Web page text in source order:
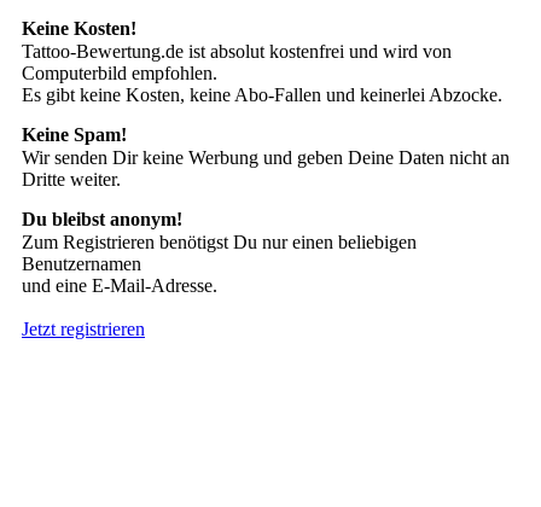
Keine Kosten!
Tattoo-Bewertung.de ist absolut kostenfrei und wird von
Computerbild empfohlen.
Es gibt keine Kosten, keine Abo-Fallen und keinerlei Abzocke.
Keine Spam!
Wir senden Dir keine Werbung und geben Deine Daten nicht an
Dritte weiter.
Du bleibst anonym!
Zum Registrieren benötigst Du nur einen beliebigen
Benutzernamen
und eine E-Mail-Adresse.
Jetzt registrieren